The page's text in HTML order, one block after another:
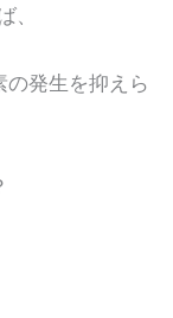
、
発生を抑えら